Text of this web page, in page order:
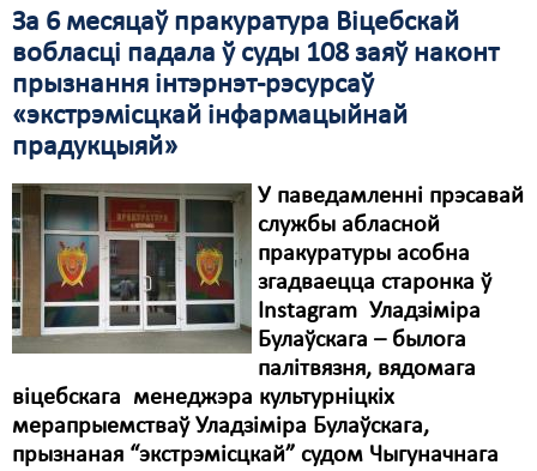
За 6 месяцаў пракуратура Віцебскай
вобласці падала ў суды 108 заяў наконт
прызнання інтэрнэт-рэсурсаў
«экстрэмісцкай інфармацыйнай
прадукцыяй»
У паведамленні прэсавай
службы абласной
пракуратуры асобна
згадваецца старонка ў
Instagram Уладзіміра
Булаўскага – былога
палітвязня, вядомага
віцебскага менеджэра культурніцкіх
мерапрыемстваў Уладзіміра Булаўскага,
прызнаная “экстрэмісцкай” судом Чыгуначнага